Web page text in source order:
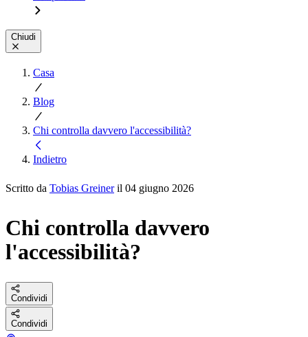
Chiudi
Casa
Blog
Chi controlla davvero l'accessibilità?
Indietro
Scritto da Tobias Greineril 04 giugno 2026
Chi controlla davvero
l'accessibilità?
Condividi
Condividi